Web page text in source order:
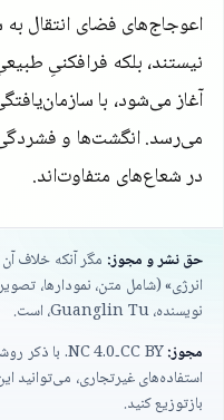
اعوجاج‌های فضای انتقال
نیستند، بلکه فرافکنیِ
آغاز می‌شود، با
می‌رسد. انگشت‌ها و
در شعاع‌های متفاوت‌اند.
حق نشر و مجوز: مگر آنکه خلاف
انرژی» (شامل متن، نمودارها،
نویسنده،Guanglin Tu، است.
مجوز:CC BY
‑
NC 4.0. با ذکر
استفاده‌های غیرتجاری، می‌توانید
بازتوزیع کنید.